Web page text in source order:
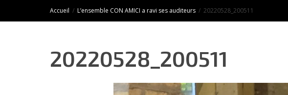
Accueil L’ensemble CON AMICI a ravi ses auditeurs 20220528_200511
20220528_200511